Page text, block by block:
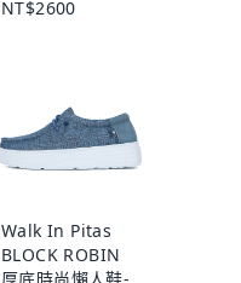
NT$2600
Walk In Pitas
BLOCK ROBIN